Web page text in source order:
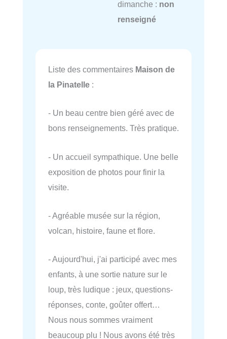
dimanche : non
renseigné
Liste des commentaires Maison de
la Pinatelle :
- Un beau centre bien géré avec de
bons renseignements. Très pratique.
- Un accueil sympathique. Une belle
exposition de photos pour finir la
visite.
- Agréable musée sur la région,
volcan, histoire, faune et flore.
- Aujourd'hui, j'ai participé avec mes
enfants, à une sortie nature sur le
loup, très ludique : jeux, questions-
réponses, conte, goûter offert…
Nous nous sommes vraiment
beaucoup plu ! Nous avons été très